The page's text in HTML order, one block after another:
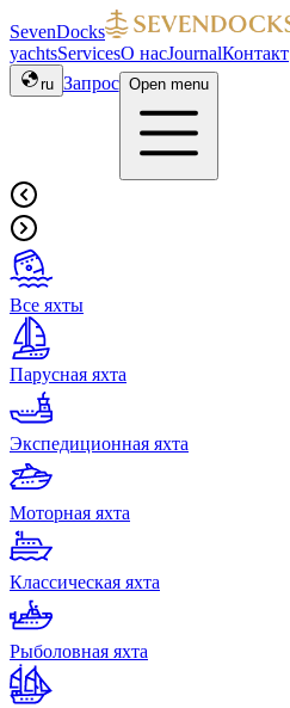
SevenDocks
yachtsServicesО насJournalКонтакт
ru Запрос Open menu
Все яхты
Парусная яхта
Экспедиционная яхта
Моторная яхта
Классическая яхта
Рыболовная яхта